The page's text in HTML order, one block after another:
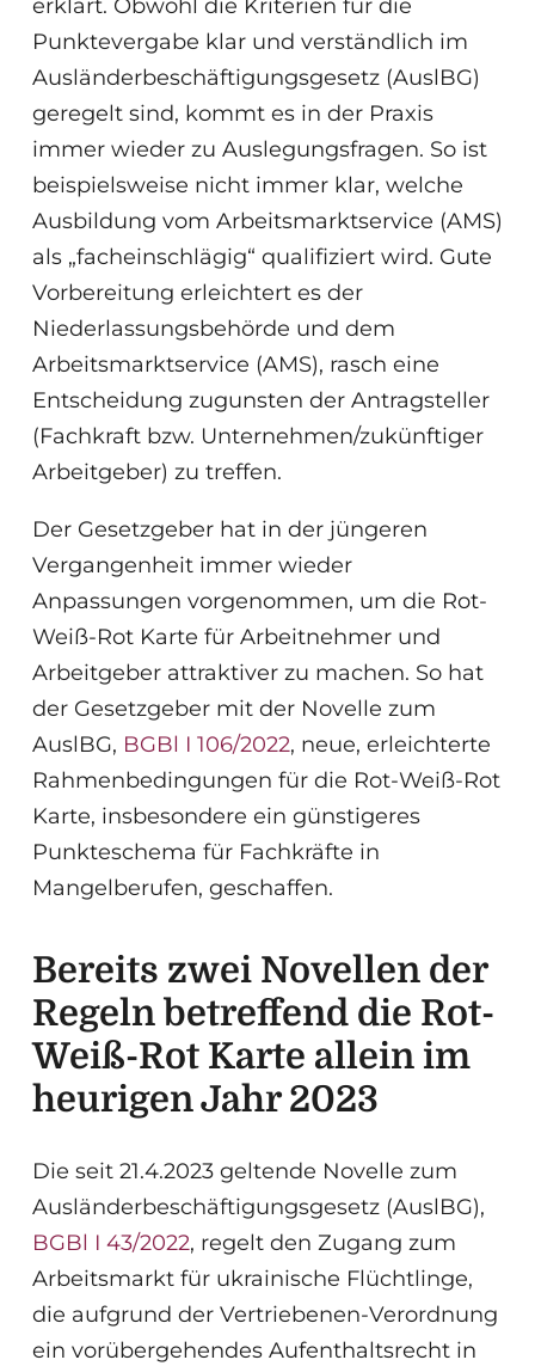
erklärt. Obwohl die Kriterien für die
Punktevergabe klar und verständlich im
Ausländerbeschäftigungsgesetz (AuslBG)
geregelt sind, kommt es in der Praxis
immer wieder zu Auslegungsfragen. So ist
beispielsweise nicht immer klar, welche
Ausbildung vom Arbeitsmarktservice (AMS)
als „facheinschlägig“ qualifiziert wird. Gute
Vorbereitung erleichtert es der
Niederlassungsbehörde und dem
Arbeitsmarktservice (AMS), rasch eine
Entscheidung zugunsten der Antragsteller
(Fachkraft bzw. Unternehmen/zukünftiger
Arbeitgeber) zu treffen.
Der Gesetzgeber hat in der jüngeren
Vergangenheit immer wieder
Anpassungen vorgenommen, um die Rot-
Weiß-Rot Karte für Arbeitnehmer und
Arbeitgeber attraktiver zu machen. So hat
der Gesetzgeber mit der Novelle zum
AuslBG, BGBl I 106/2022, neue, erleichterte
Rahmenbedingungen für die Rot-Weiß-Rot
Karte, insbesondere ein günstigeres
Punkteschema für Fachkräfte in
Mangelberufen, geschaffen.
Bereits zwei Novellen der
Regeln betreffend die Rot-
Weiß-Rot Karte allein im
heurigen Jahr 2023
Die seit 21.4.2023 geltende Novelle zum
Ausländerbeschäftigungsgesetz (AuslBG),
BGBl I 43/2022, regelt den Zugang zum
Arbeitsmarkt für ukrainische Flüchtlinge,
die aufgrund der Vertriebenen-Verordnung
ein vorübergehendes Aufenthaltsrecht in